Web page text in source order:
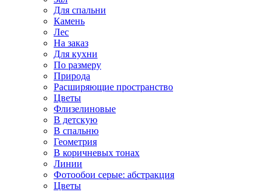
Для спальни
Камень
Лес
На заказ
Для кухни
По размеру
Природа
Расширяющие пространство
Цветы
Флизелиновые
В детскую
В спальню
Геометрия
В коричневых тонах
Линии
Фотообои серые: абстракция
Цветы